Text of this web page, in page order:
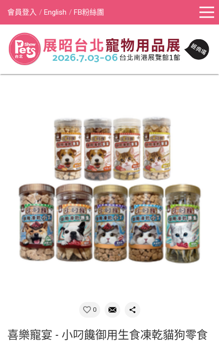
會員登入 English FB粉絲團
0
喜樂寵宴 - 小叼饞御用生食凍乾貓狗零食